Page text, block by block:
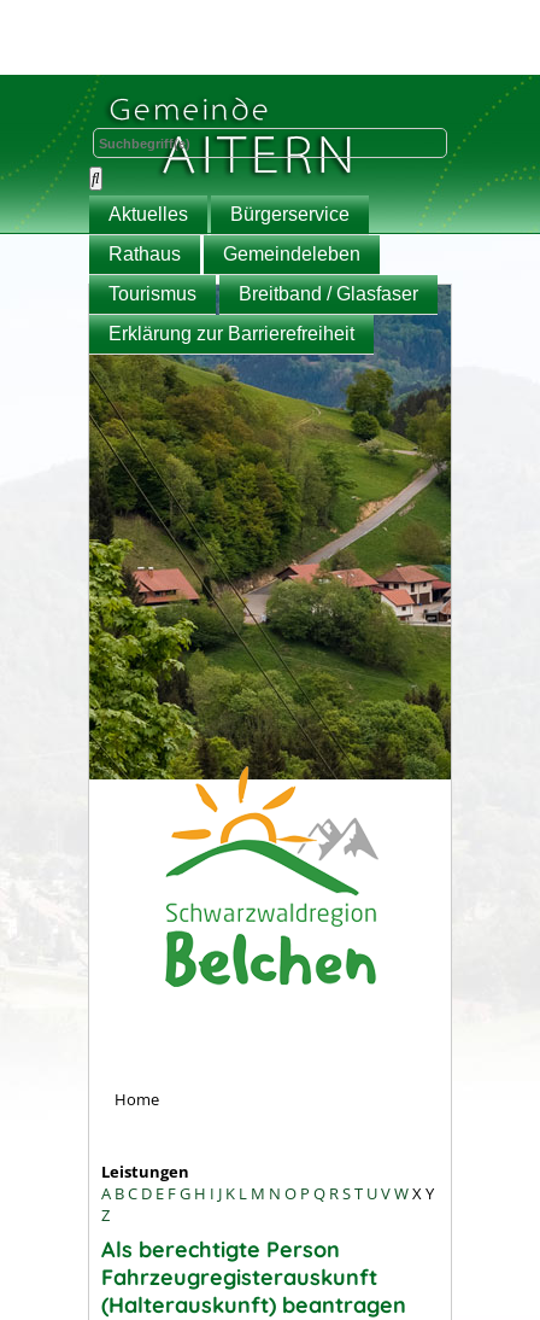
Aktuelles
Bürgerservice
Rathaus
Gemeindeleben
Tourismus
Breitband / Glasfaser
Erklärung zur Barrierefreiheit
Home
Leistungen
A BC D E FG H I J K L M N O P Q RST UVWXY
Z
Als berechtigte Person
Fahrzeugregisterauskunft
(Halterauskunft) beantragen